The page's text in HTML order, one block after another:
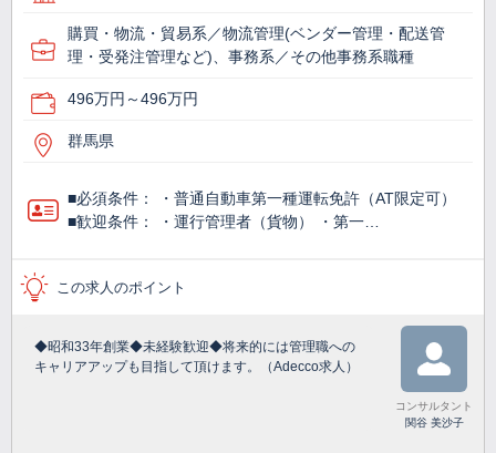
購買・物流・貿易系／物流管理(ベンダー管理・配送管
理・受発注管理など)、事務系／その他事務系職種
496万円～496万円
群馬県
■必須条件： ・普通自動車第一種運転免許（AT限定可）
■歓迎条件： ・運行管理者（貨物） ・第一…
この求人のポイント
◆昭和33年創業◆未経験歓迎◆将来的には管理職への
キャリアアップも目指して頂けます。（Adecco求人）
コンサルタント
関谷 美沙子